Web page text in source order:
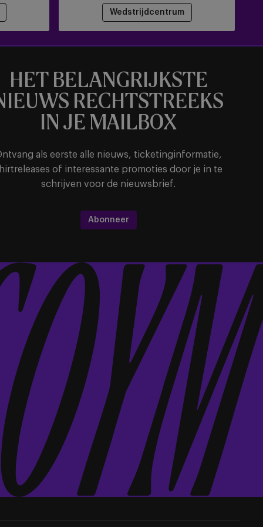
Wedstrijdcentrum
HET BELANGRIJKSTE
RECHTSTREEKS
IN JE MAILBOX
als eerste alle nieuws, ticketinginformatie,
of interessante promoties door je in te
schrijven voor de nieuwsbrief.
Abonneer